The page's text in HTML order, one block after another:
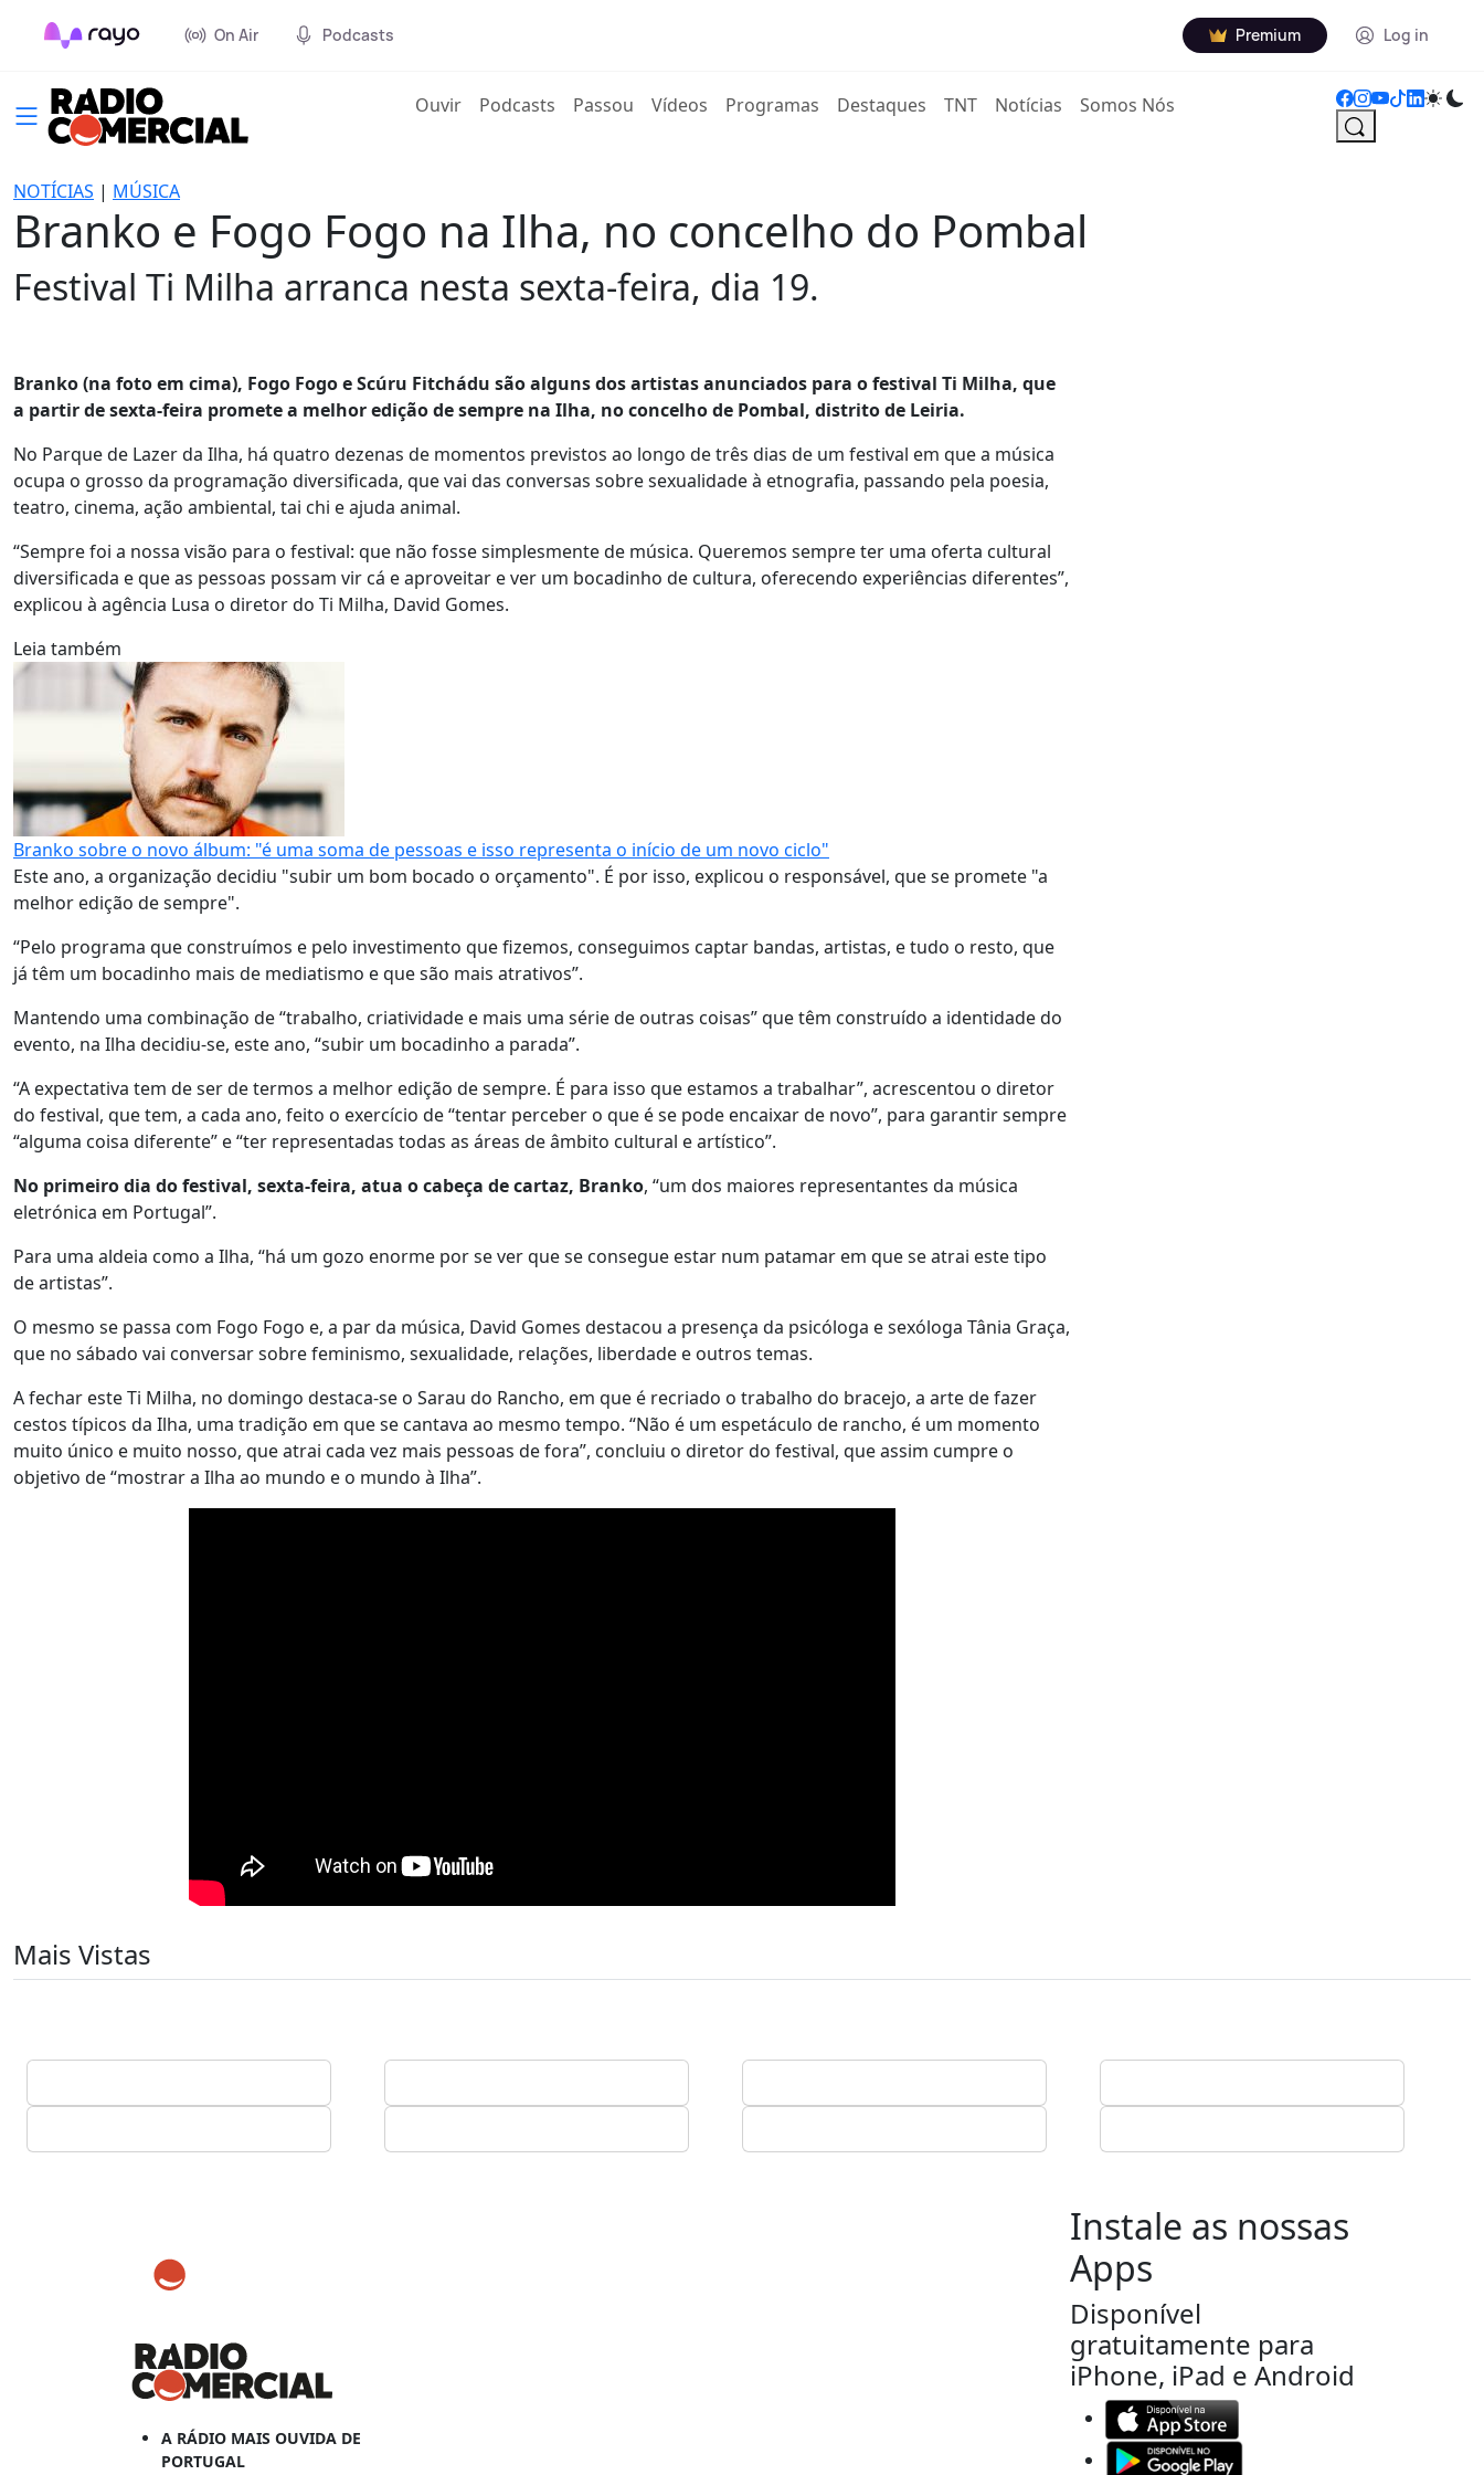
On Air Podcasts Premium Log in
Ouvir(current)
Podcasts Passou Vídeos Programas Destaques TNT Notícias Somos Nós
NOTÍCIAS | MÚSICA
Branko e Fogo Fogo na Ilha, no concelho do Pombal
Festival Ti Milha arranca nesta sexta-feira, dia 19.
Branko (na foto em cima), Fogo Fogo e Scúru Fitchádu são alguns dos artistas anunciados para o festival Ti Milha, que
a partir de sexta-feira promete a melhor edição de sempre na Ilha, no concelho de Pombal, distrito de Leiria.
No Parque de Lazer da Ilha, há quatro dezenas de momentos previstos ao longo de três dias de um festival em que a música
ocupa o grosso da programação diversificada, que vai das conversas sobre sexualidade à etnografia, passando pela poesia,
teatro, cinema, ação ambiental, tai chi e ajuda animal.
“Sempre foi a nossa visão para o festival: que não fosse simplesmente de música. Queremos sempre ter uma oferta cultural
diversificada e que as pessoas possam vir cá e aproveitar e ver um bocadinho de cultura, oferecendo experiências diferentes”,
explicou à agência Lusa o diretor do Ti Milha, David Gomes.
Leia também
Branko sobre o novo álbum: "é uma soma de pessoas e isso representa o início de um novo ciclo"
Este ano, a organização decidiu "subir um bom bocado o orçamento". É por isso, explicou o responsável, que se promete "a
melhor edição de sempre".
“Pelo programa que construímos e pelo investimento que fizemos, conseguimos captar bandas, artistas, e tudo o resto, que
já têm um bocadinho mais de mediatismo e que são mais atrativos”.
Mantendo uma combinação de “trabalho, criatividade e mais uma série de outras coisas” que têm construído a identidade do
evento, na Ilha decidiu-se, este ano, “subir um bocadinho a parada”.
“A expectativa tem de ser de termos a melhor edição de sempre. É para isso que estamos a trabalhar”, acrescentou o diretor
do festival, que tem, a cada ano, feito o exercício de “tentar perceber o que é se pode encaixar de novo”, para garantir sempre
“alguma coisa diferente” e “ter representadas todas as áreas de âmbito cultural e artístico”.
No primeiro dia do festival, sexta-feira, atua o cabeça de cartaz, Branko, “um dos maiores representantes da música
eletrónica em Portugal”.
Para uma aldeia como a Ilha, “há um gozo enorme por se ver que se consegue estar num patamar em que se atrai este tipo
de artistas”.
O mesmo se passa com Fogo Fogo e, a par da música, David Gomes destacou a presença da psicóloga e sexóloga Tânia Graça,
que no sábado vai conversar sobre feminismo, sexualidade, relações, liberdade e outros temas.
A fechar este Ti Milha, no domingo destaca-se o Sarau do Rancho, em que é recriado o trabalho do bracejo, a arte de fazer
cestos típicos da Ilha, uma tradição em que se cantava ao mesmo tempo. “Não é um espetáculo de rancho, é um momento
muito único e muito nosso, que atrai cada vez mais pessoas de fora”, concluiu o diretor do festival, que assim cumpre o
objetivo de “mostrar a Ilha ao mundo e o mundo à Ilha”.
Mais Vistas
A RÁDIO MAIS OUVIDA DE
PORTUGAL
Instale as nossas
Apps
Disponível
gratuitamente para
iPhone, iPad e Android